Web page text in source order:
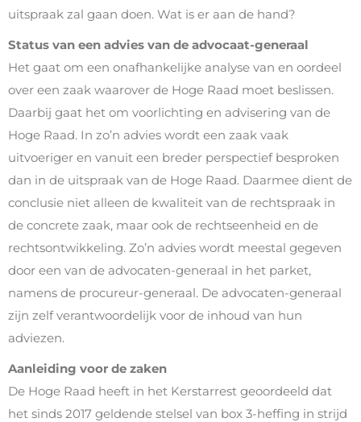
uitspraak zal gaan doen. Wat is er aan de hand?
Status van een advies van de advocaat-generaal
Het gaat om een onafhankelijke analyse van en oordeel
over een zaak waarover de Hoge Raad moet beslissen.
Daarbij gaat het om voorlichting en advisering van de
Hoge Raad. In zo’n advies wordt een zaak vaak
uitvoeriger en vanuit een breder perspectief besproken
dan in de uitspraak van de Hoge Raad. Daarmee dient de
conclusie niet alleen de kwaliteit van de rechtspraak in
de concrete zaak, maar ook de rechtseenheid en de
rechtsontwikkeling. Zo’n advies wordt meestal gegeven
door een van de advocaten-generaal in het parket,
namens de procureur-generaal. De advocaten-generaal
zijn zelf verantwoordelijk voor de inhoud van hun
adviezen.
Aanleiding voor de zaken
De Hoge Raad heeft in het Kerstarrest geoordeeld dat
het sinds 2017 geldende stelsel van box 3-heffing in strijd